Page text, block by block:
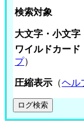
検索対象
大文字・小文字
ワイルドカード
プ）
圧縮表示 （ヘル